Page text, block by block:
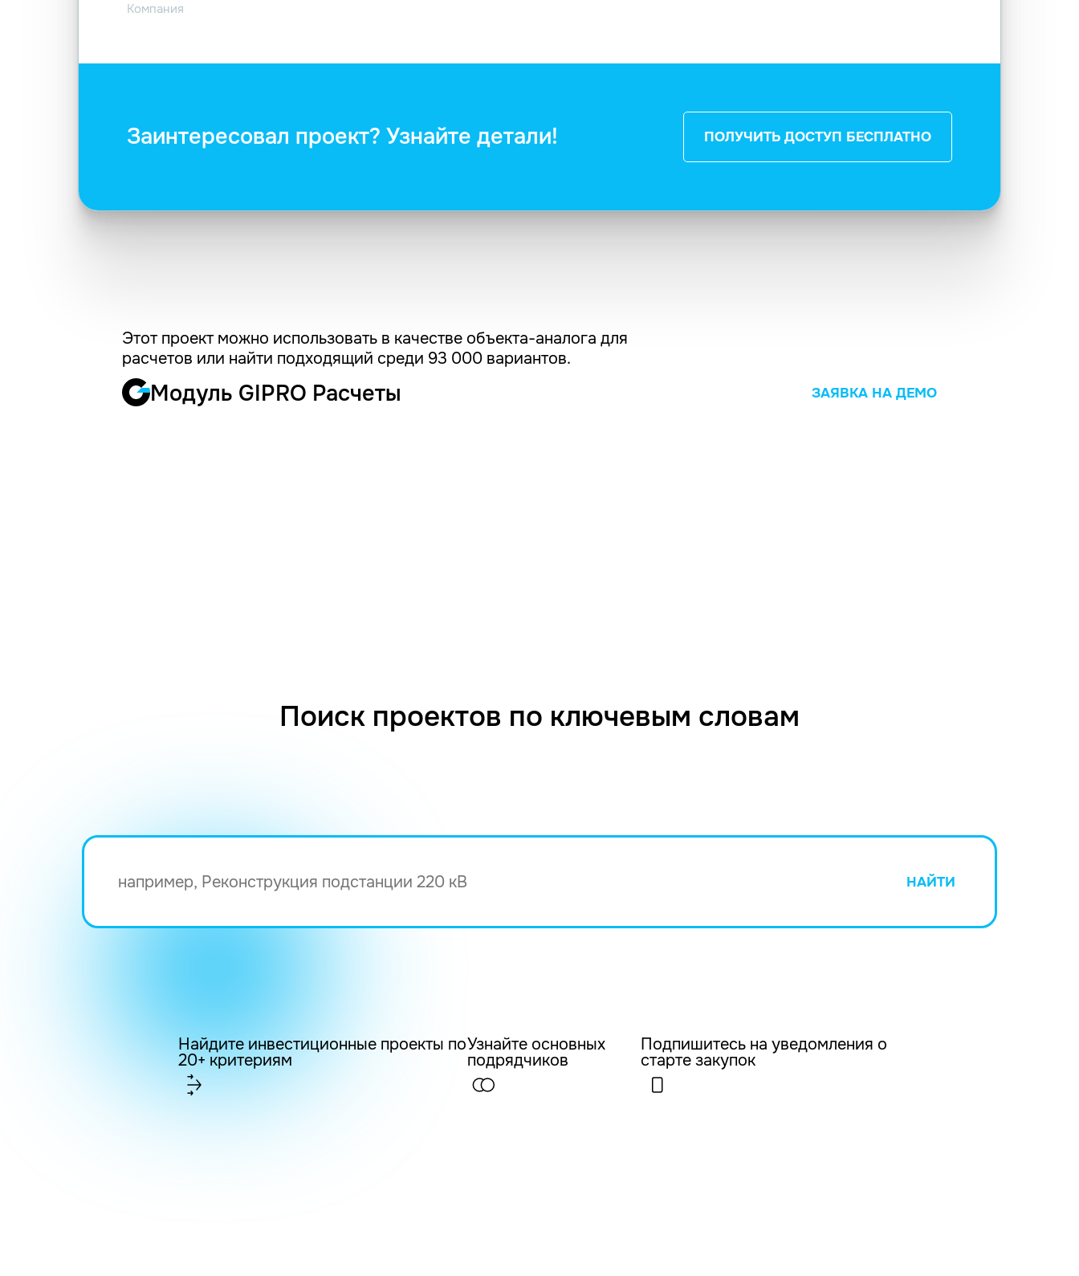
Компания
Заинтересовал проект? Узнайте детали! ПОЛУЧИТЬ ДОСТУП БЕСПЛАТНО
Этот проект можно использовать в качестве объекта-аналога для
расчетов или найти подходящий среди 93 000 вариантов.
Модуль GIPRO Расчеты ЗАЯВКА НА ДЕМО
Поиск проектов по ключевым словам
НАЙТИ
Найдите инвестиционные проекты по
20+ критериям
Узнайте основных
подрядчиков
Подпишитесь на уведомления о
старте закупок